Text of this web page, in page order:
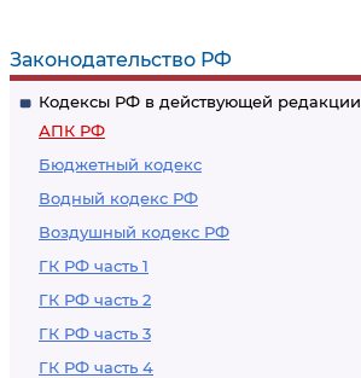
Законодательство РФ
Кодексы РФ в действующей редакции
АПК РФ
Бюджетный кодекс
Водный кодекс РФ
Воздушный кодекс РФ
ГК РФ часть 1
ГК РФ часть 2
ГК РФ часть 3
ГК РФ часть 4